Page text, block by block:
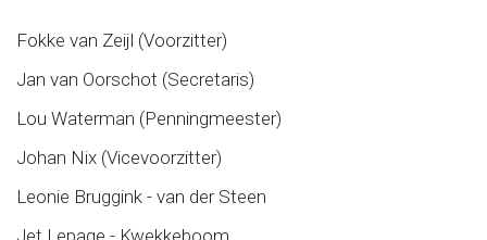
Fokke van Zeijl (Voorzitter)
Jan van Oorschot (Secretaris)
Lou Waterman (Penningmeester)
Johan Nix (Vicevoorzitter)
Leonie Bruggink - van der Steen
Jet Lepage - Kwekkeboom